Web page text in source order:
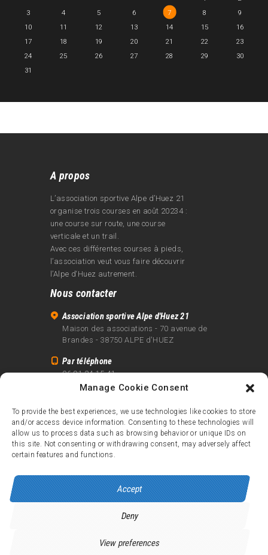
Manage Cookie Consent
To provide the best experiences, we use technologies like cookies to store
and/or access device information. Consenting to these technologies will
allow us to process data such as browsing behavior or unique IDs on
this site. Not consenting or withdrawing consent, may adversely affect
certain features and functions.
Accept
Deny
View preferences
3
4 5 6 7 8
9
10
11 12 13 14 15
16
17
18 19 20 21 22
23
24
25 26 27 28 29
30
31
A propos
L’association sportive Alpe d’Huez 21
organise trois courses en août 20234 :
une course sur route, une course
verticale et un trail.
Avec ces différentes courses à pieds,
l’association veut vous faire découvrir
l’Alpe d‘Huez autrement.
Nous contacter
Association sportive Alpe d'Huez 21
Maison des associations - 70 avenue de
Brandes - 38750 ALPE d'HUEZ
Par téléphone
06 81 24 15 41
info@alpe21.fr
Mentions légales
Contact
crédits